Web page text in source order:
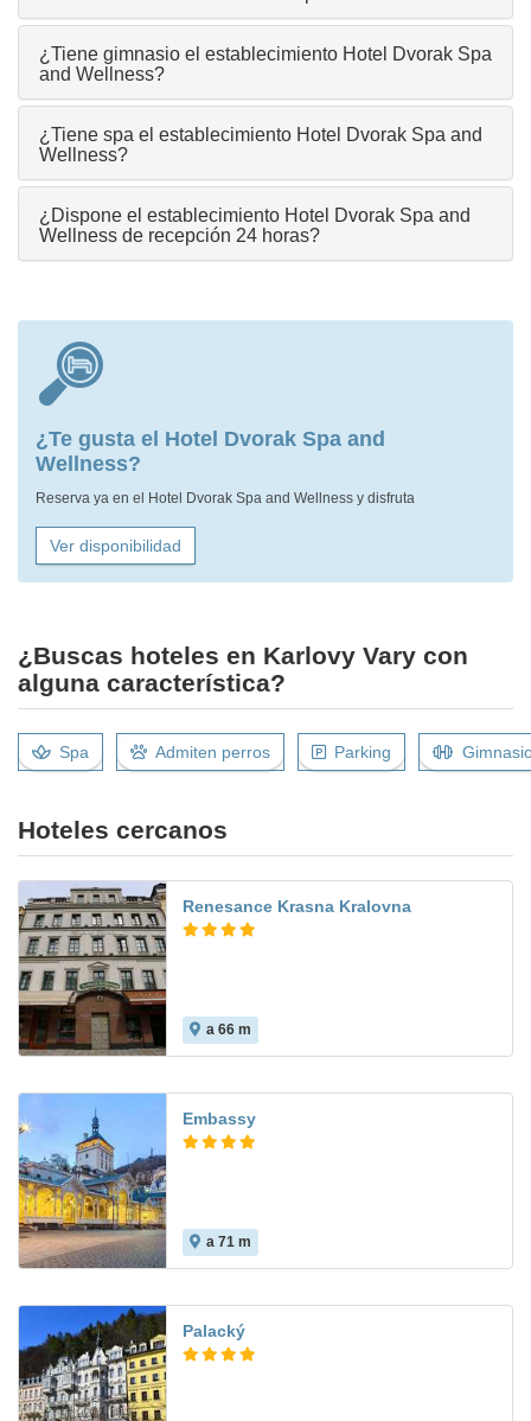
¿Tiene gimnasio el establecimiento Hotel Dvorak Spa
and Wellness?
¿Tiene spa el establecimiento Hotel Dvorak Spa and
Wellness?
¿Dispone el establecimiento Hotel Dvorak Spa and
Wellness de recepción 24 horas?
¿Te gusta el Hotel Dvorak Spa and
Wellness?
Reserva ya en el Hotel Dvorak Spa and Wellness y disfruta
Ver disponibilidad
¿Buscas hoteles en Karlovy Vary con
alguna característica?
Spa Admiten perros Parking
Hoteles cercanos
Renesance Krasna Kralovna
a 66 m
Embassy
a 71 m
Palacký